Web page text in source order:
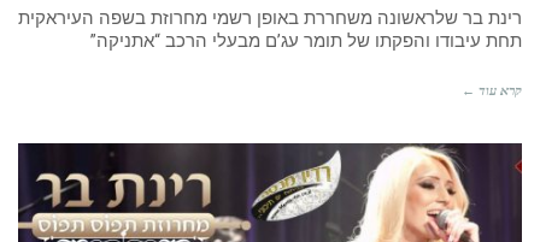
רינת בר שלראשונה משחררת באופן רשמי מחרוזת בשפה העיראקית
תחת עיבודו והפקתו של תומר עג’ם מבעלי הרכב “אתניקה”
קרא עוד ←